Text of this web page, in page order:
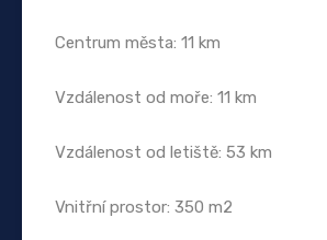
Centrum města: 11 km
Vzdálenost od moře: 11 km
Vzdálenost od letiště: 53 km
Vnitřní prostor: 350 m2